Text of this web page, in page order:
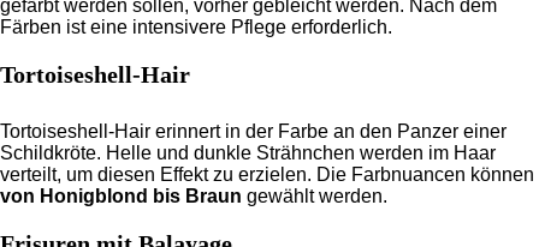
gefärbt werden sollen, vorher gebleicht werden. Nach dem
Färben ist eine intensivere Pflege erforderlich.
Tortoiseshell-Hair
Tortoiseshell-Hair erinnert in der Farbe an den Panzer einer
Schildkröte. Helle und dunkle Strähnchen werden im Haar
verteilt, um diesen Effekt zu erzielen. Die Farbnuancen können
von Honigblond bis Braun gewählt werden.